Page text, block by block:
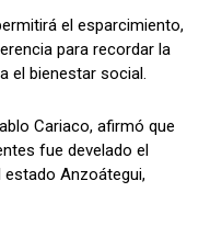
el esparcimiento,
para recordar la
el bienestar social.
Cariaco, afirmó que
fue develado el
Anzoátegui,